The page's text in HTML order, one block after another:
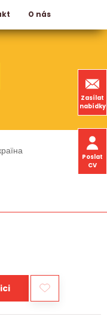
O nás
Zasílat
nabídky
Poslat
CV